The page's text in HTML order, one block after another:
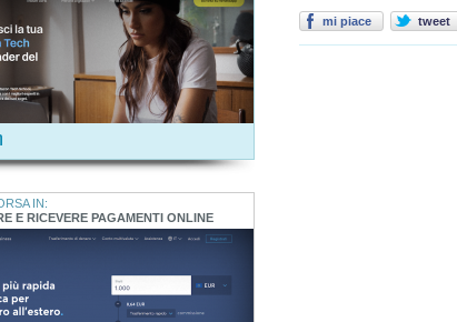
IN:
E RICEVERE PAGAMENTI ONLINE
mi piace tweet